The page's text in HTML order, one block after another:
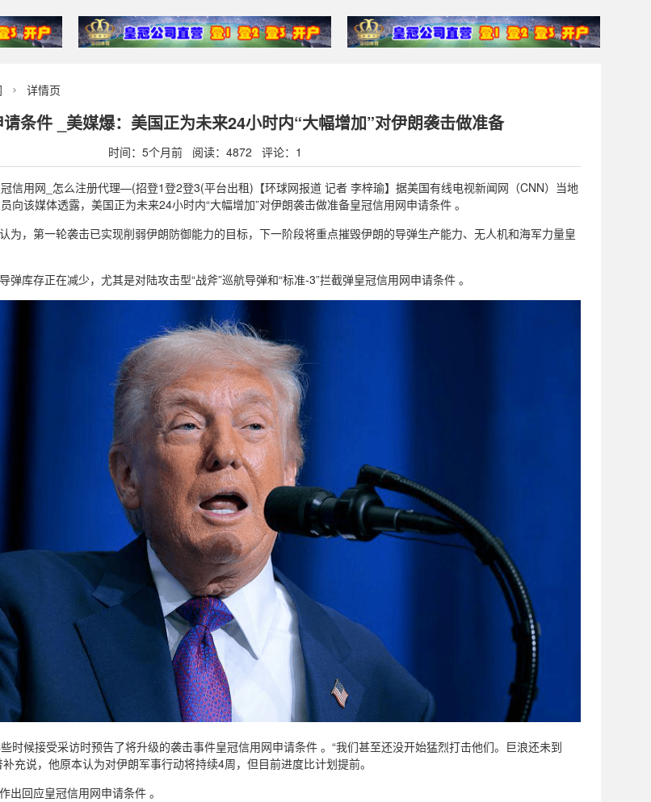
 详情页
条件 _美媒爆：美国正为未来24小时内“大幅增加”对伊朗袭击做准备
时间：5个月前 阅读：4872 评论：1
信用网_怎么注册代理—(招登1登2登3(平台出租)【环球网报道 记者 李梓瑜】据美国有线电视新闻网（CNN）当地
向该媒体透露，美国正为未来24小时内“大幅增加”对伊朗袭击做准备皇冠信用网申请条件 。
为，第一轮袭击已实现削弱伊朗防御能力的目标，下一阶段将重点摧毁伊朗的导弹生产能力、无人机和海军力量皇
库存正在减少，尤其是对陆攻击型“战斧”巡航导弹和“标准-3”拦截弹皇冠信用网申请条件 。
时候接受采访时预告了将升级的袭击事件皇冠信用网申请条件 。“我们甚至还没开始猛烈打击他们。巨浪还未到
充说，他原本认为对伊朗军事行动将持续4周，但目前进度比计划提前。
出回应皇冠信用网申请条件 。